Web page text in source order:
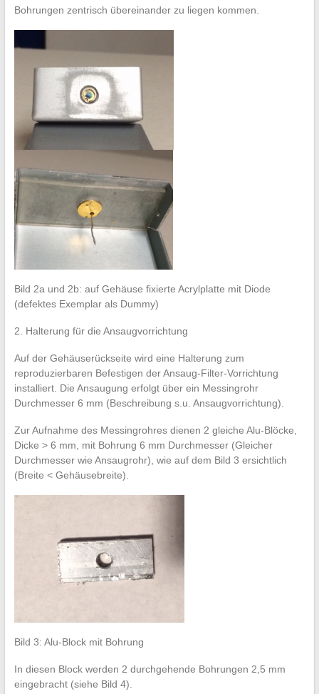
Bohrungen zentrisch übereinander zu liegen kommen.
Bild 2a und 2b: auf Gehäuse fixierte Acrylplatte mit Diode
(defektes Exemplar als Dummy)
2. Halterung für die Ansaugvorrichtung
Auf der Gehäuserückseite wird eine Halterung zum
reproduzierbaren Befestigen der Ansaug-Filter-Vorrichtung
installiert. Die Ansaugung erfolgt über ein Messingrohr
Durchmesser 6 mm (Beschreibung s.u. Ansaugvorrichtung).
Zur Aufnahme des Messingrohres dienen 2 gleiche Alu-Blöcke,
Dicke > 6 mm, mit Bohrung 6 mm Durchmesser (Gleicher
Durchmesser wie Ansaugrohr), wie auf dem Bild 3 ersichtlich
(Breite < Gehäusebreite).
Bild 3: Alu-Block mit Bohrung
In diesen Block werden 2 durchgehende Bohrungen 2,5 mm
eingebracht (siehe Bild 4).